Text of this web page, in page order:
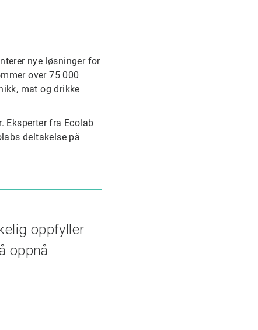
nye løsninger for
over 75 000
mat og drikke
Eksperter fra Ecolab
deltakelse på
oppfyller
oppnå